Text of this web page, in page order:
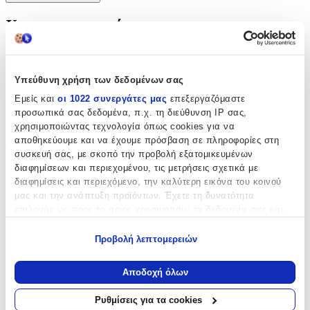
Υπεύθυνη χρήση των δεδομένων σας
Εμείς και οι 1022 συνεργάτες μας επεξεργαζόμαστε
προσωπικά σας δεδομένα, π.χ. τη διεύθυνση IP σας,
χρησιμοποιώντας τεχνολογία όπως cookies για να
αποθηκεύουμε και να έχουμε πρόσβαση σε πληροφορίες στη
συσκευή σας, με σκοπό την προβολή εξατομικευμένων
διαφημίσεων και περιεχομένου, τις μετρήσεις σχετικά με
διαφημίσεις και περιεχόμενο, την καλύτερη εικόνα του κοινού
μας και την ανάπτυξη προϊόντων. Έχετε τη δυνατότητα
Να συλλέξουμε πληροφορίες σχετικά με τη γεωγραφική
σας τοποθεσία, οι οποίες μπορεί να είναι ακριβείς σε
απόσταση μερικών μέτρων
Προβολή λεπτομερειών
Αποδοχή όλων
Ρυθμίσεις για τα cookies
Χαρακτηριστικά
Φύλο:
Αγόρι
Χρώμα :
Τιρκουάζ
Τεμάχια:
5
τμχ